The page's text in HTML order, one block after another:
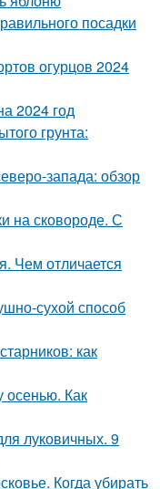
посадки
огурцов 2024
2024 год
грунта:
запада: обзор
на сковороде. С
Чем отличается
сухой способ
как
осенью. Как
луковичных. 9
Когда убирать